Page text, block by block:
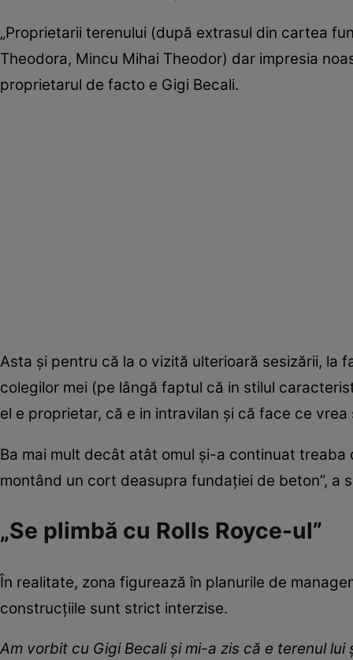
„Proprietarii terenului (după extrasul din cartea
Theodora, Mincu Mihai Theodor) dar impresia
proprietarul de facto e Gigi Becali.
Asta și pentru că la o vizită ulterioară sesizării, la
colegilor mei (pe lângă faptul că in stilul
el e proprietar, că e in intravilan și că face ce
Ba mai mult decât atât omul și-a continuat
montând un cort deasupra fundației de beton”, a
„Se plimbă cu Rolls Royce-ul”
În realitate, zona figurează în planurile de
construcțiile sunt strict interzise.
Am vorbit cu Gigi Becali și mi-a zis că e terenul